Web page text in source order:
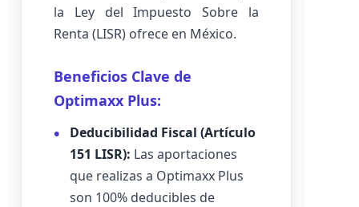
la Ley del Impuesto Sobre la
Renta (LISR) ofrece en México.
Beneficios Clave de
Optimaxx Plus:
Deducibilidad Fiscal (Artículo
151 LISR): Las aportaciones
que realizas a Optimaxx Plus
son 100% deducibles de